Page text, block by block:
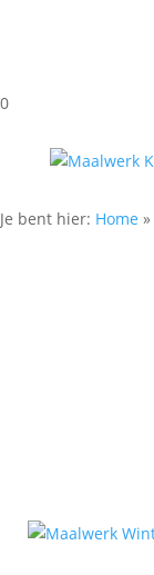
0
Je bent hier: Home »